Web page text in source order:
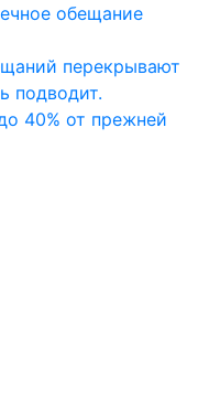
обещание
перекрывают
подводит.
40% от прежней